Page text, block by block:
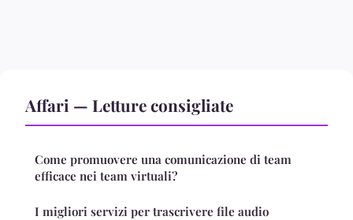
Affari — Letture consigliate
Come promuovere una comunicazione di team
efficace nei team virtuali?
I migliori servizi per trascrivere file audio